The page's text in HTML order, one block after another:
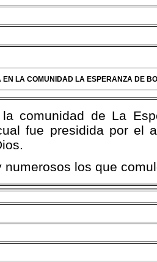
EN LA COMUNIDAD LA ESPERANZA DE
comunidad de La
fue presidida por el
numerosos los que